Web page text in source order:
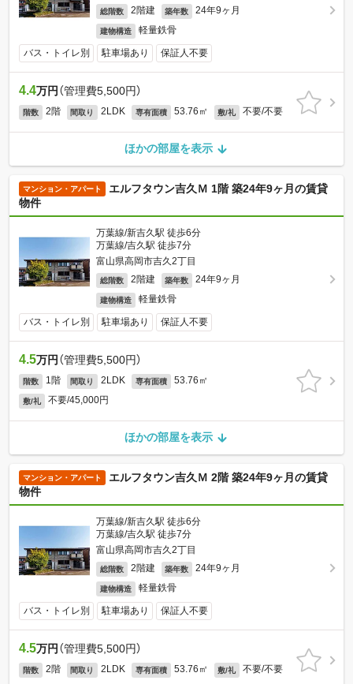
総階数 2階建 築年数 24年9ヶ月
建物構造 軽量鉄骨
バス・トイレ別 駐車場あり 保証人不要
4.4万円 （管理費5,500円）
階数 2階 間取り 2LDK 専有面積 53.76㎡ 敷/礼 不要/不要
ほかの部屋を表示
マンション・アパート
エルフタウン吉久Ｍ 1階 築24年9ヶ月の賃貸
物件
万葉線/新吉久駅 徒歩6分
万葉線/吉久駅 徒歩7分
富山県高岡市吉久2丁目
総階数 2階建 築年数 24年9ヶ月
建物構造 軽量鉄骨
バス・トイレ別 駐車場あり 保証人不要
4.5万円 （管理費5,500円）
階数 1階 間取り 2LDK 専有面積 53.76㎡
敷/礼 不要/45,000円
ほかの部屋を表示
マンション・アパート
エルフタウン吉久Ｍ 2階 築24年9ヶ月の賃貸
物件
万葉線/新吉久駅 徒歩6分
万葉線/吉久駅 徒歩7分
富山県高岡市吉久2丁目
総階数 2階建 築年数 24年9ヶ月
建物構造 軽量鉄骨
バス・トイレ別 駐車場あり 保証人不要
4.5万円 （管理費5,500円）
階数 2階 間取り 2LDK 専有面積 53.76㎡ 敷/礼 不要/不要